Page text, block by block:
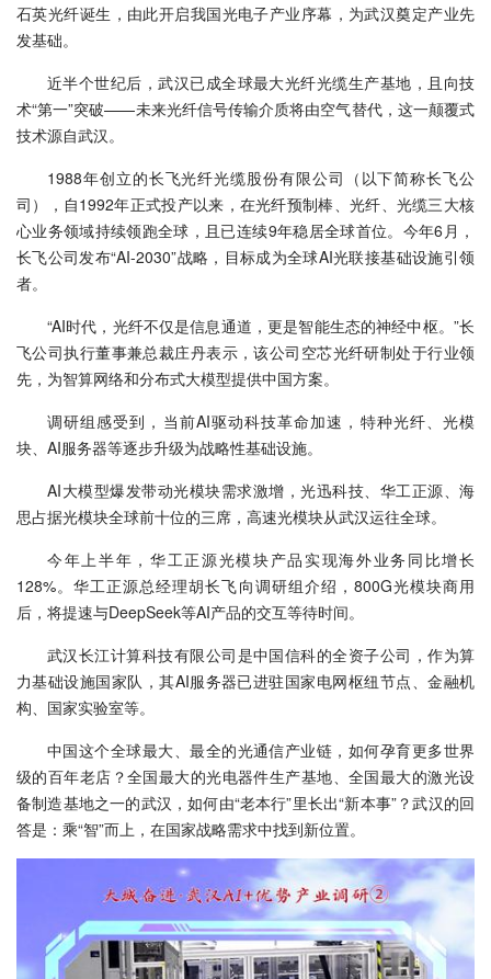
石英光纤诞生，由此开启我国光电子产业序幕，为武汉奠定产业先
发基础。
近半个世纪后，武汉已成全球最大光纤光缆生产基地，且向技
术“第一”突破——未来光纤信号传输介质将由空气替代，这一颠覆式
技术源自武汉。
1988年创立的长飞光纤光缆股份有限公司（以下简称长飞公
司），自1992年正式投产以来，在光纤预制棒、光纤、光缆三大核
心业务领域持续领跑全球，且已连续9年稳居全球首位。今年6月，
长飞公司发布“AI-2030”战略，目标成为全球AI光联接基础设施引领
者。
“AI时代，光纤不仅是信息通道，更是智能生态的神经中枢。”长
飞公司执行董事兼总裁庄丹表示，该公司空芯光纤研制处于行业领
先，为智算网络和分布式大模型提供中国方案。
调研组感受到，当前AI驱动科技革命加速，特种光纤、光模
块、AI服务器等逐步升级为战略性基础设施。
AI大模型爆发带动光模块需求激增，光迅科技、华工正源、海
思占据光模块全球前十位的三席，高速光模块从武汉运往全球。
今年上半年，华工正源光模块产品实现海外业务同比增长
128%。华工正源总经理胡长飞向调研组介绍，800G光模块商用
后，将提速与DeepSeek等AI产品的交互等待时间。
武汉长江计算科技有限公司是中国信科的全资子公司，作为算
力基础设施国家队，其AI服务器已进驻国家电网枢纽节点、金融机
构、国家实验室等。
中国这个全球最大、最全的光通信产业链，如何孕育更多世界
级的百年老店？全国最大的光电器件生产基地、全国最大的激光设
备制造基地之一的武汉，如何由“老本行”里长出“新本事”？武汉的回
答是：乘“智”而上，在国家战略需求中找到新位置。